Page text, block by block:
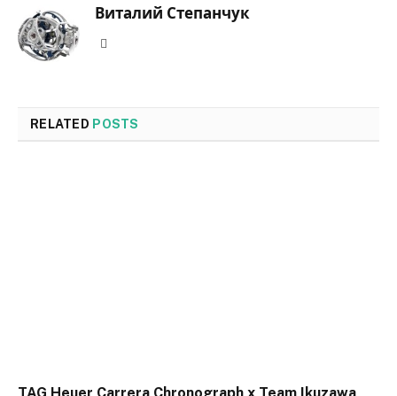
Виталий Степанчук
RELATED POSTS